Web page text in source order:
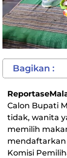
Bagikan :
Calon Bupati
tidak, wanita
memilih
mendaftarkan
Komisi